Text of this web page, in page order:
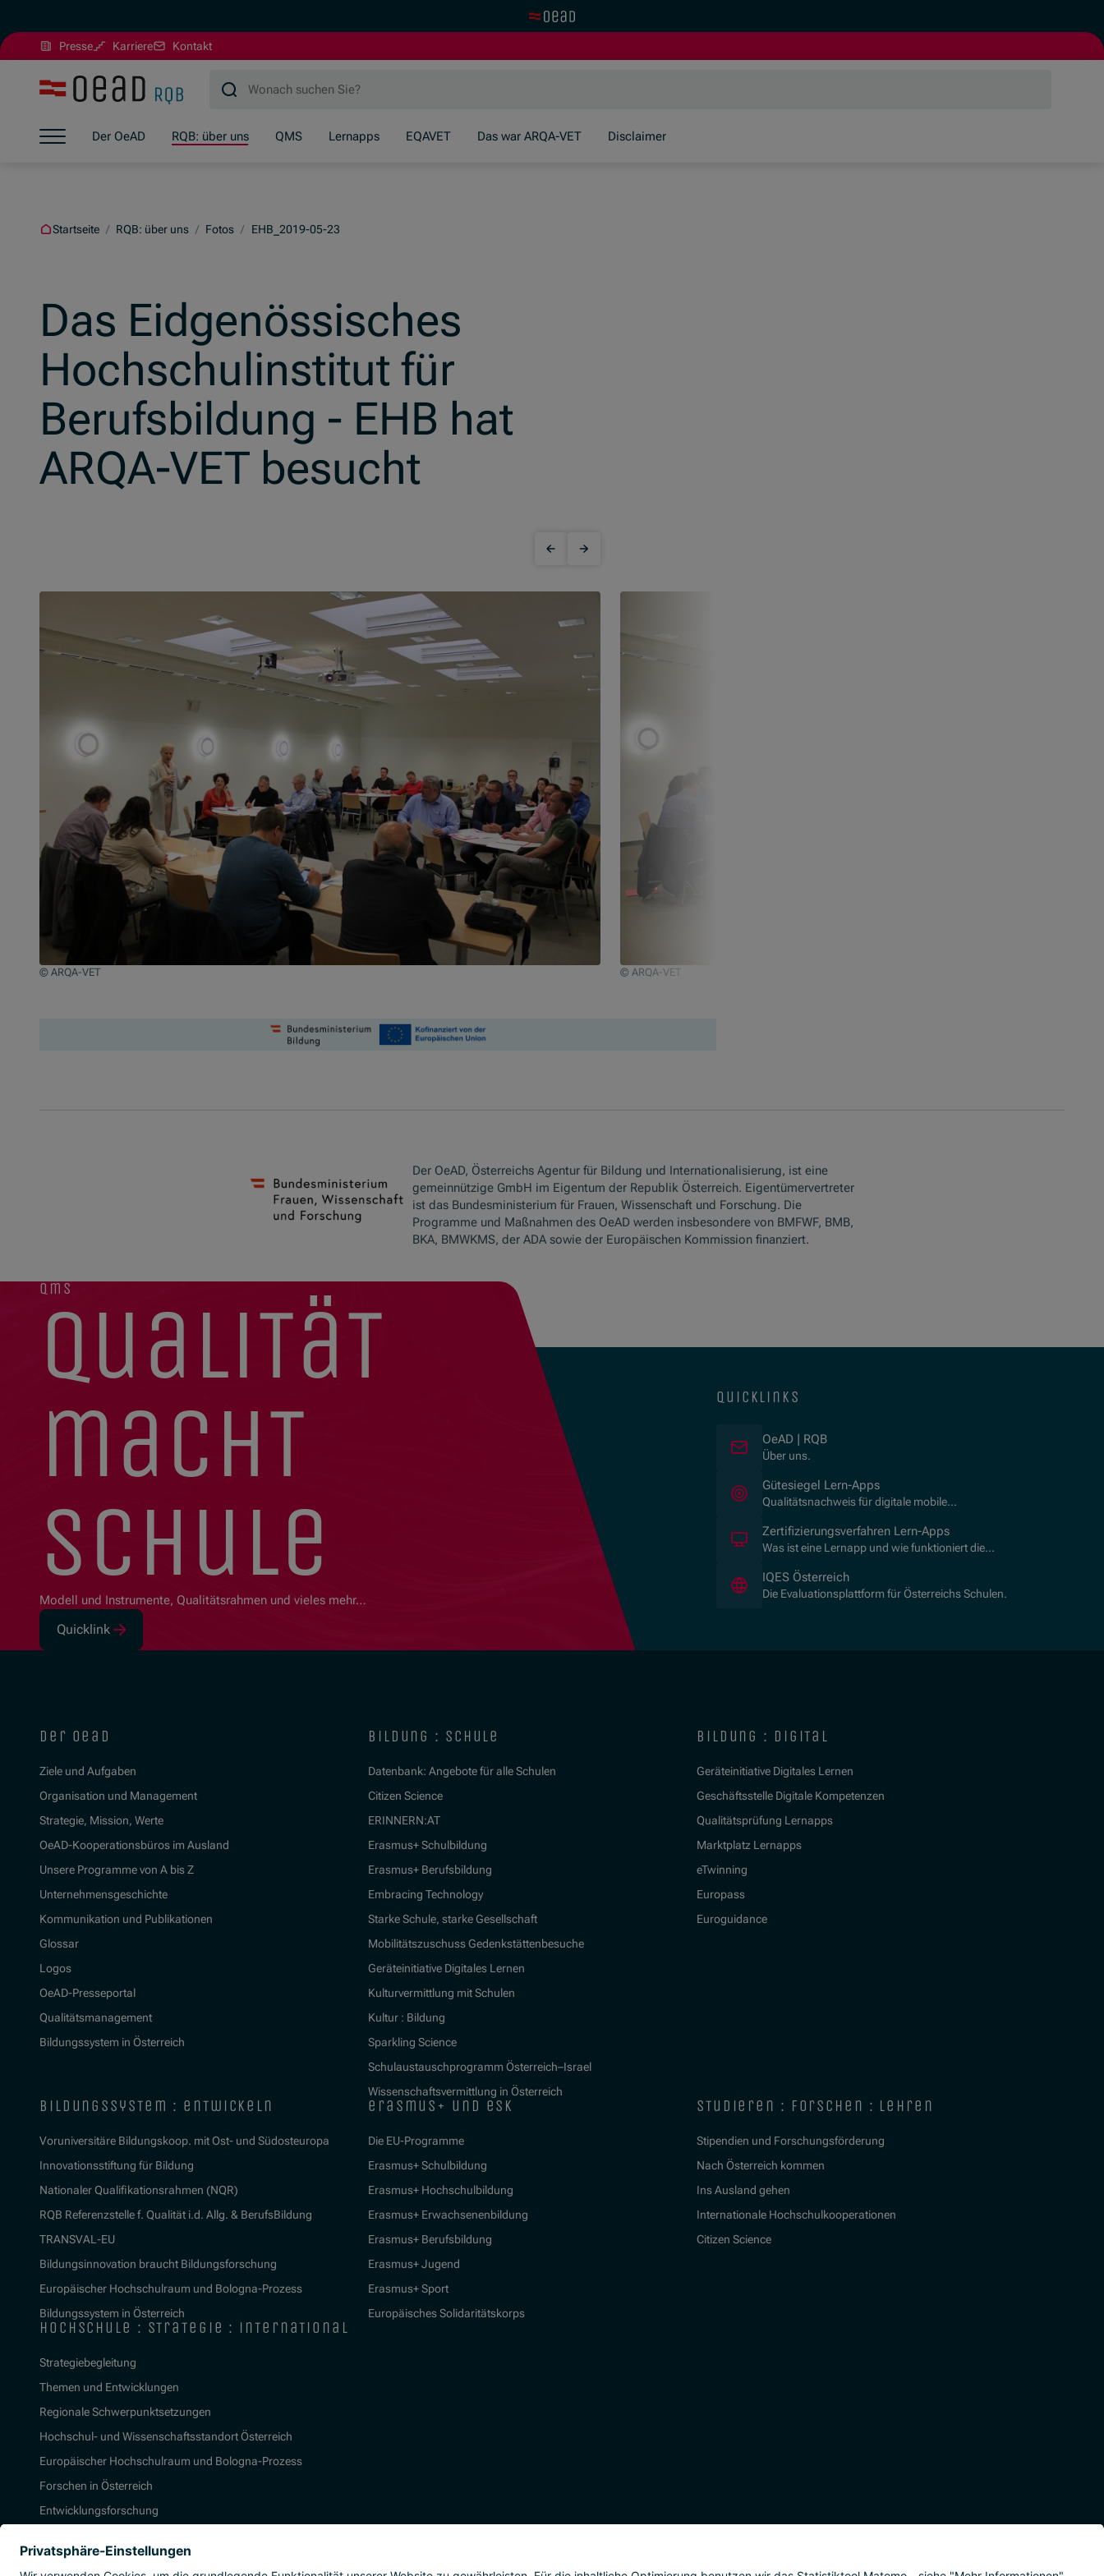
Presse Karriere(Öffnet in neuem Fenster)
Kontakt
Der OeAD
RQB: über uns QMS Lernapps EQAVET Das war ARQA-VET Disclaimer
Startseite / RQB: über uns / Fotos / EHB_2019-05-23
Das Eidgenössisches
Hochschulinstitut für
Berufsbildung - EHB hat
ARQA-VET besucht
© ARQA-VET © ARQA-VET
Der OeAD, Österreichs Agentur für Bildung und Internationalisierung, ist eine
gemeinnützige GmbH im Eigentum der Republik Österreich. Eigentümervertreter
ist das Bundesministerium für Frauen, Wissenschaft und Forschung. Die
Programme und Maßnahmen des OeAD werden insbesondere von BMFWF, BMB,
BKA, BMWKMS, der ADA sowie der Europäischen Kommission finanziert.
qms
qualität
macht
schule
Modell und Instrumente, Qualitätsrahmen und vieles mehr…
Quicklink
(Öffnet in neuem Fenster)
quicklinks
OeAD | RQB
Über uns.
Gütesiegel Lern-Apps(Öffnet in neuem Fenster)
Qualitätsnachweis für digitale mobile
Zertifizierungsverfahren Lern-Apps
Was ist eine Lernapp und wie funktioniert die
IQES Österreich(Öffnet in neuem Fenster)
Die Evaluationsplattform für Österreichs Schulen.
der oead
Ziele und Aufgaben
Organisation und Management
Strategie, Mission, Werte
OeAD-Kooperationsbüros im Ausland
Unsere Programme von A bis Z
Unternehmensgeschichte
Kommunikation und Publikationen
Glossar
Logos
OeAD-Presseportal
Qualitätsmanagement
Bildungssystem in Österreich
bildung : schule
Datenbank: Angebote für alle Schulen
Citizen Science
ERINNERN:AT
Erasmus+ Schulbildung
Erasmus+ Berufsbildung
Embracing Technology
Starke Schule, starke Gesellschaft
Mobilitätszuschuss Gedenkstättenbesuche
Geräteinitiative Digitales Lernen
Kulturvermittlung mit Schulen
Kultur : Bildung
Sparkling Science
Schulaustauschprogramm Österreich–Israel
Wissenschaftsvermittlung in Österreich
bildung : digital
Geräteinitiative Digitales Lernen
Geschäftsstelle Digitale Kompetenzen
Qualitätsprüfung Lernapps
Marktplatz Lernapps
eTwinning
Europass
Euroguidance
bildungssystem : entwickeln
Voruniversitäre Bildungskoop. mit Ost- und Südosteuropa
Innovationsstiftung für Bildung
Nationaler Qualifikationsrahmen (NQR)
RQB Referenzstelle f. Qualität i.d. Allg. & BerufsBildung
TRANSVAL-EU
Bildungsinnovation braucht Bildungsforschung
Europäischer Hochschulraum und Bologna-Prozess
Bildungssystem in Österreich
erasmus+ und esk
Die EU-Programme
Erasmus+ Schulbildung
Erasmus+ Hochschulbildung
Erasmus+ Erwachsenenbildung
Erasmus+ Berufsbildung
Erasmus+ Jugend
Erasmus+ Sport
Europäisches Solidaritätskorps
studieren : forschen : lehren
Stipendien und Forschungsförderung
Nach Österreich kommen
Ins Ausland gehen
Internationale Hochschulkooperationen
Citizen Science
hochschule : strategie : international
Strategiebegleitung
Themen und Entwicklungen
Regionale Schwerpunktsetzungen
Hochschul- und Wissenschaftsstandort Österreich
Europäischer Hochschulraum und Bologna-Prozess
Forschen in Österreich
Entwicklungsforschung